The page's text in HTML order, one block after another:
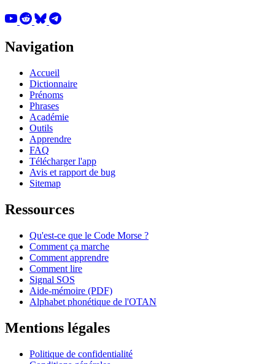
Navigation
Accueil
Dictionnaire
Prénoms
Phrases
Académie
Outils
Apprendre
FAQ
Télécharger l'app
Avis et rapport de bug
Sitemap
Ressources
Qu'est-ce que le Code Morse ?
Comment ça marche
Comment apprendre
Comment lire
Signal SOS
Aide-mémoire (PDF)
Alphabet phonétique de l'OTAN
Mentions légales
Politique de confidentialité